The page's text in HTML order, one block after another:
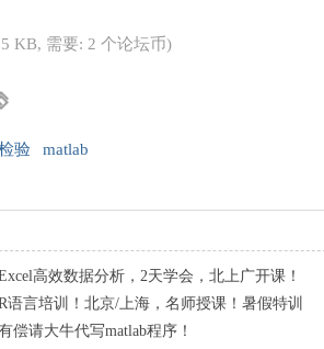
KB, 需要: 2 个论坛币)
验 matlab
高效数据分析，2天学会，北上广开课！
语言培训！北京/上海，名师授课！暑假特训
偿请大牛代写matlab程序！